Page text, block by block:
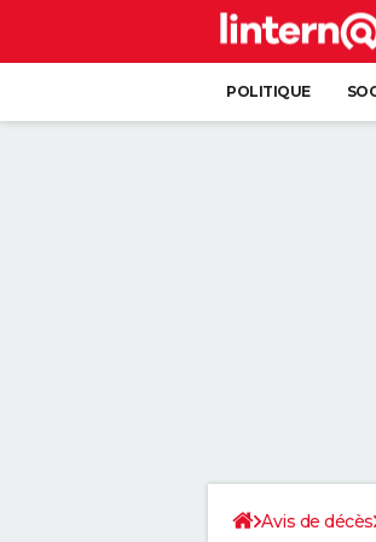
POLITIQUE
Avis de décès